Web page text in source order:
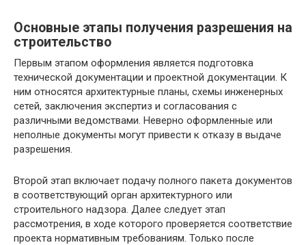
Основные этапы получения разрешения на
строительство
Первым этапом оформления является подготовка
технической документации и проектной документации. К
ним относятся архитектурные планы, схемы инженерных
сетей, заключения экспертиз и согласования с
различными ведомствами. Неверно оформленные или
неполные документы могут привести к отказу в выдаче
разрешения.
Второй этап включает подачу полного пакета документов
в соответствующий орган архитектурного или
строительного надзора. Далее следует этап
рассмотрения, в ходе которого проверяется соответствие
проекта нормативным требованиям. Только после